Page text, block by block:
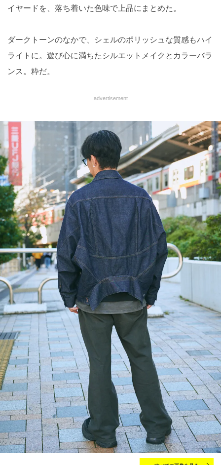
イヤードを、落ち着いた色味で上品にまとめた。
ダークトーンのなかで、シェルのポリッシュな質感もハイ
ライトに。遊び心に満ちたシルエットメイクとカラーバラ
ンス。粋だ。
advertisement